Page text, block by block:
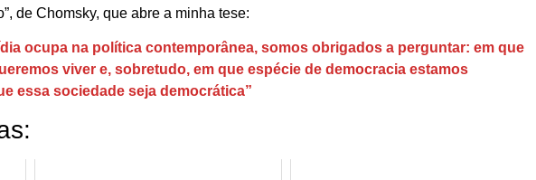
de Chomsky, que abre a minha tese:
ocupa na política contemporânea, somos obrigados a perguntar: em que
viver e, sobretudo, em que espécie de democracia estamos
essa sociedade seja democrática”